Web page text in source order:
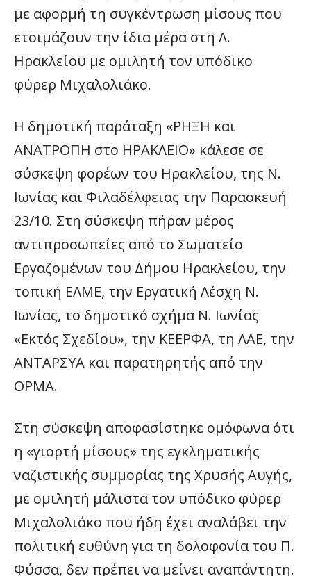
με αφορμή τη συγκέντρωση μίσους που
ετοιμάζουν την ίδια μέρα στη Λ.
Ηρακλείου με ομιλητή τον υπόδικο
φύρερ Μιχαλολιάκο.
Η δημοτική παράταξη «ΡΗΞΗ και
ΑΝΑΤΡΟΠΗ στο ΗΡΑΚΛΕΙΟ» κάλεσε σε
σύσκεψη φορέων του Ηρακλείου, της Ν.
Ιωνίας και Φιλαδέλφειας την Παρασκευή
23/10. Στη σύσκεψη πήραν μέρος
αντιπροσωπείες από το Σωματείο
Εργαζομένων του Δήμου Ηρακλείου, την
τοπική ΕΛΜΕ, την Εργατική Λέσχη Ν.
Ιωνίας, το δημοτικό σχήμα Ν. Ιωνίας
«Εκτός Σχεδίου», την ΚΕΕΡΦΑ, τη ΛΑΕ, την
ΑΝΤΑΡΣΥΑ και παρατηρητής από την
ΟΡΜΑ.
Στη σύσκεψη αποφασίστηκε ομόφωνα ότι
η «γιορτή μίσους» της εγκληματικής
ναζιστικής συμμορίας της Χρυσής Αυγής,
με ομιλητή μάλιστα τον υπόδικο φύρερ
Μιχαλολιάκο που ήδη έχει αναλάβει την
πολιτική ευθύνη για τη δολοφονία του Π.
Φύσσα, δεν πρέπει να μείνει αναπάντητη.